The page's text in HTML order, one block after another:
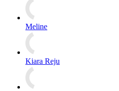
Meline
Kiara Reju